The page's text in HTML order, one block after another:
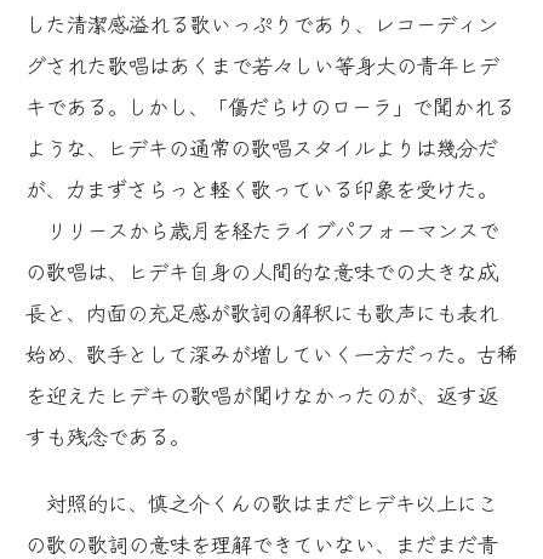
した清潔感溢れる歌いっぷりであり、レコーディン
グされた歌唱はあくまで若々しい等身大の青年ヒデ
キである。しかし、「傷だらけのローラ」で聞かれる
ような、ヒデキの通常の歌唱スタイルよりは幾分だ
が、力まずさらっと軽く歌っている印象を受けた。
リリースから歳月を経たライブパフォーマンスで
の歌唱は、ヒデキ自身の人間的な意味での大きな成
長と、内面の充足感が歌詞の解釈にも歌声にも表れ
始め、歌手として深みが増していく一方だった。古稀
を迎えたヒデキの歌唱が聞けなかったのが、返す返
すも残念である。
対照的に、慎之介くんの歌はまだヒデキ以上にこ
の歌の歌詞の意味を理解できていない、まだまだ青